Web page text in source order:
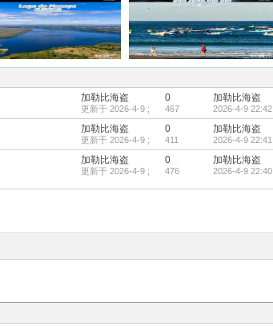
加勒比海盗
更新于 2026-4-9 ;
0
467
加勒比海盗
2026-4-9 22:42
加勒比海盗
更新于 2026-4-9 ;
0
411
加勒比海盗
2026-4-9 22:41
加勒比海盗
更新于 2026-4-9 ;
0
476
加勒比海盗
2026-4-9 22:40